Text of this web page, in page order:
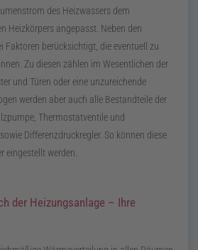
des Heizwassers dem
Heizkörpers angepasst. Neben den
Faktoren berücksichtigt, die eventuell zu
Zu diesen zählen im Wesentlichen der
und Türen oder eine unzureichende
werden aber auch alle Bestandteile der
Thermostatventile und
Differenzdruckregler. So können diese
eingestellt werden.
der Heizungsanlage – Ihre